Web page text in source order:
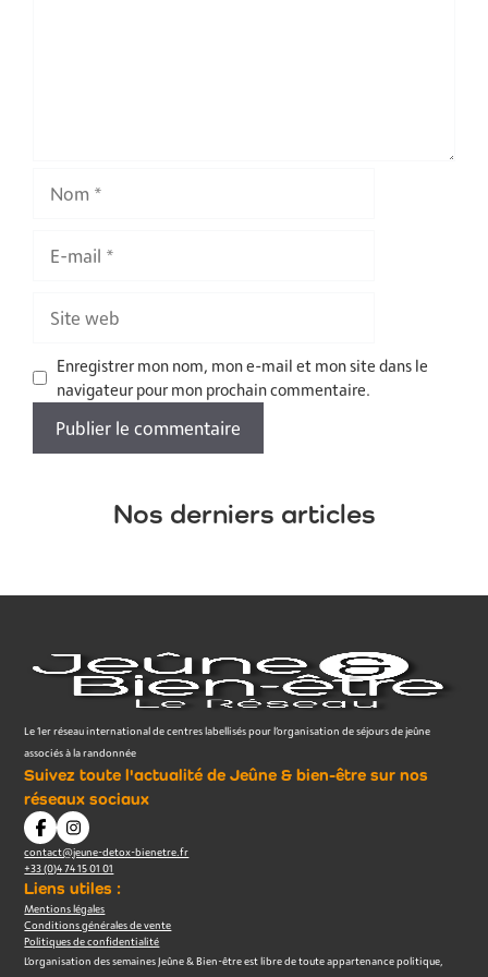
mail
web
Enregistrer mon nom, mon e-mail et mon site dans le
navigateur pour mon prochain commentaire.
Nos derniers articles
Le 1er réseau international de centres labellisés pour l’organisation de séjours de jeûne
associés à la randonnée
Suivez toute l'actualité de Jeûne & bien-être sur nos
réseaux sociaux
contact@jeune-detox-bienetre.fr
+33 (0)4 74 15 01 01
Liens utiles :
Mentions légales
Conditions générales de vente
Politiques de confidentialité
L’organisation des semaines Jeûne & Bien-être est libre de toute appartenance politique,